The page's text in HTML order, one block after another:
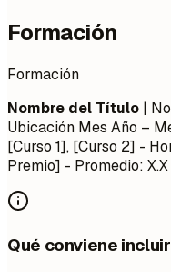
Formación
Formación
Nombre del Título |
Ubicación Mes Año –
[Curso 1], [Curso 2] -
Premio] - Promedio:
Qué conviene incluir